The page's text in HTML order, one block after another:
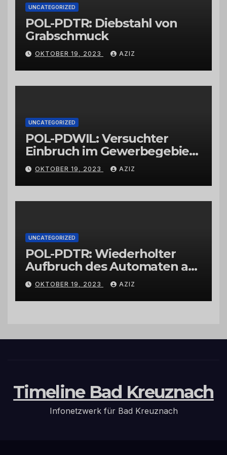
UNCATEGORIZED
POL-PDTR: Diebstahl von
Grabschmuck
OKTOBER 19, 2023 AZIZ
UNCATEGORIZED
POL-PDWIL: Versuchter
Einbruch im Gewerbegebiet
Wittlich
OKTOBER 19, 2023 AZIZ
UNCATEGORIZED
POL-PDTR: Wiederholter
Aufbruch des Automaten am
Wohnmobilstellplatz in
Hermeskeil am Labachweg
OKTOBER 19, 2023 AZIZ
Timeline Bad Kreuznach
Infonetzwerk für Bad Kreuznach